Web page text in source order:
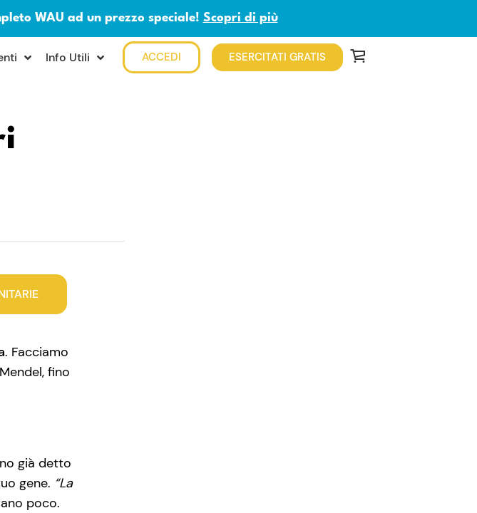
WAU ad un prezzo speciale! Scopri di più
Info Utili ACCEDI ESERCITATI GRATIS
. Facciamo
fino
già detto
gene. “La
poco.